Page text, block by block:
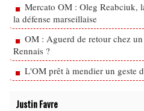
Mercato OM : Oleg Reabciuk,
la défense marseillaise
OM : Aguerd de retour chez un
Rennais ?
L'OM prêt à mendier un geste
Justin Favre